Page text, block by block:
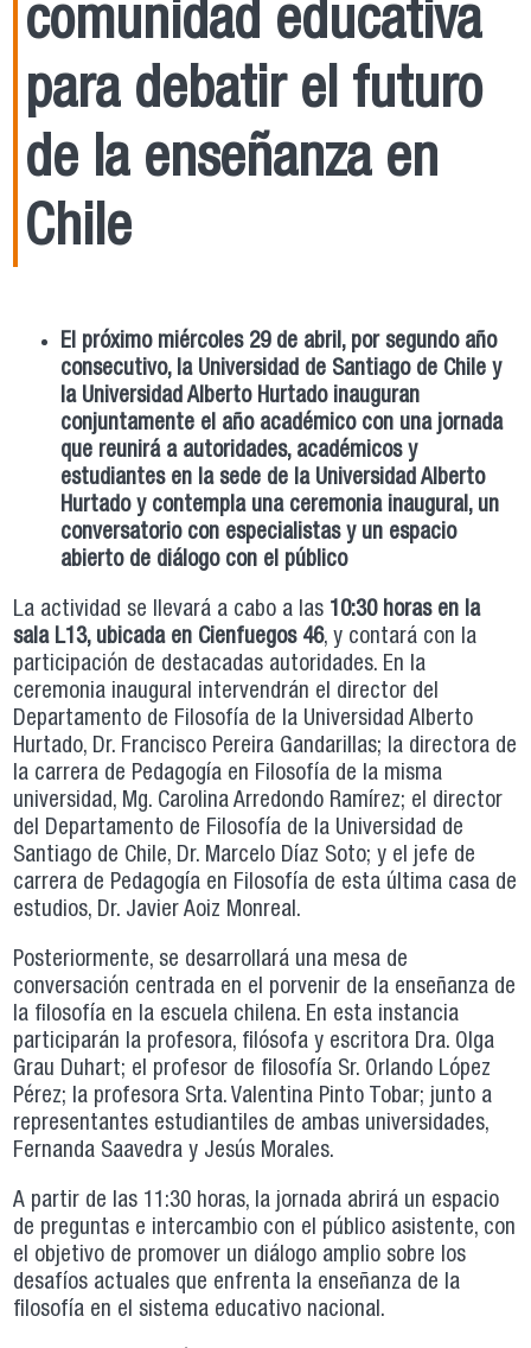
comunidad educativa
para debatir el futuro
de la enseñanza en
Chile
El próximo miércoles 29 de abril, por segundo año
consecutivo, la Universidad de Santiago de Chile y
la Universidad Alberto Hurtado inauguran
conjuntamente el año académico con una jornada
que reunirá a autoridades, académicos y
estudiantes en la sede de la Universidad Alberto
Hurtado y contempla una ceremonia inaugural, un
conversatorio con especialistas y un espacio
abierto de diálogo con el público
La actividad se llevará a cabo a las 10:30 horas en la
sala L13, ubicada en Cienfuegos 46, y contará con la
participación de destacadas autoridades. En la
ceremonia inaugural intervendrán el director del
Departamento de Filosofía de la Universidad Alberto
Hurtado, Dr. Francisco Pereira Gandarillas; la directora de
la carrera de Pedagogía en Filosofía de la misma
universidad, Mg. Carolina Arredondo Ramírez; el director
del Departamento de Filosofía de la Universidad de
Santiago de Chile, Dr. Marcelo Díaz Soto; y el jefe de
carrera de Pedagogía en Filosofía de esta última casa de
estudios, Dr. Javier Aoiz Monreal.
Posteriormente, se desarrollará una mesa de
conversación centrada en el porvenir de la enseñanza de
la filosofía en la escuela chilena. En esta instancia
participarán la profesora, filósofa y escritora Dra. Olga
Grau Duhart; el profesor de filosofía Sr. Orlando López
Pérez; la profesora Srta. Valentina Pinto Tobar; junto a
representantes estudiantiles de ambas universidades,
Fernanda Saavedra y Jesús Morales.
A partir de las 11:30 horas, la jornada abrirá un espacio
de preguntas e intercambio con el público asistente, con
el objetivo de promover un diálogo amplio sobre los
desafíos actuales que enfrenta la enseñanza de la
filosofía en el sistema educativo nacional.